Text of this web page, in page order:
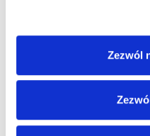
Zezwól
przewodowy
przewodowy
RS232/Ethernet/
Rozdzielczość